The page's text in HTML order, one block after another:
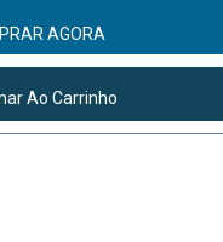
AGORA
Ao Carrinho